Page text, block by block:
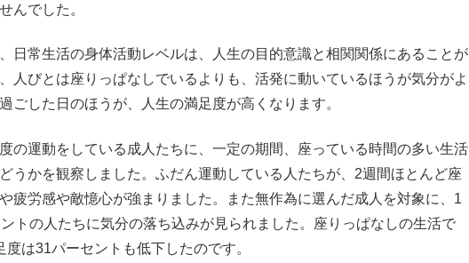
んでした。
日常生活の身体活動レベルは、人生の目的意識と相関関係にあることが
人びとは座りっぱなしでいるよりも、活発に動いているほうが気分がよ
ごした日のほうが、人生の満足度が高くなります。
の運動をしている成人たちに、一定の期間、座っている時間の多い生活
うかを観察しました。ふだん運動している人たちが、2週間ほとんど座
疲労感や敵憶心が強まりました。また無作為に選んだ成人を対象に、1
トの人たちに気分の落ち込みが見られました。座りっぱなしの生活で
は31パーセントも低下したのです。